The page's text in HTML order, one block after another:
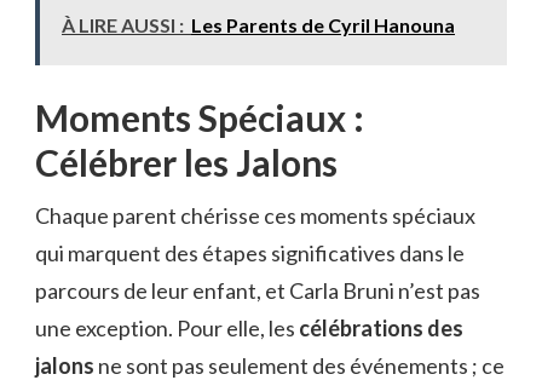
À LIRE AUSSI : Les Parents de Cyril Hanouna
Moments Spéciaux :
Célébrer les Jalons
Chaque parent chérisse ces moments spéciaux
qui marquent des étapes significatives dans le
parcours de leur enfant, et Carla Bruni n’est pas
une exception. Pour elle, les célébrations des
jalons ne sont pas seulement des événements ; ce